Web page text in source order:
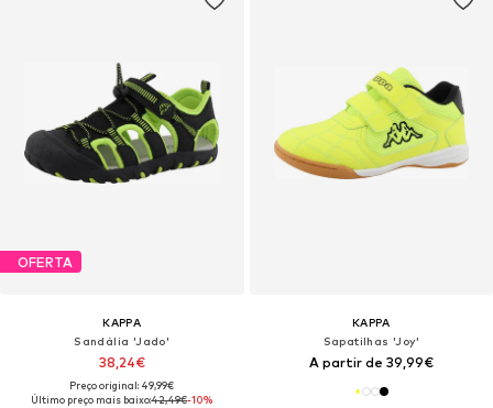
OFERTA
KAPPA
Sandália 'Jado'
38,24€
Preço original: 49,99€
Último preço mais baixo:42,49€-10%
KAPPA
Sapatilhas 'Joy'
A partir de 39,99€